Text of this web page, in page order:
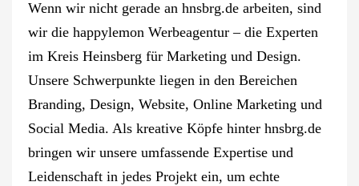
Wenn wir nicht gerade an hnsbrg.de arbeiten, sind
wir die happylemon Werbeagentur – die Experten
im Kreis Heinsberg für Marketing und Design.
Unsere Schwerpunkte liegen in den Bereichen
Branding, Design, Website, Online Marketing und
Social Media. Als kreative Köpfe hinter hnsbrg.de
bringen wir unsere umfassende Expertise und
Leidenschaft in jedes Projekt ein, um echte